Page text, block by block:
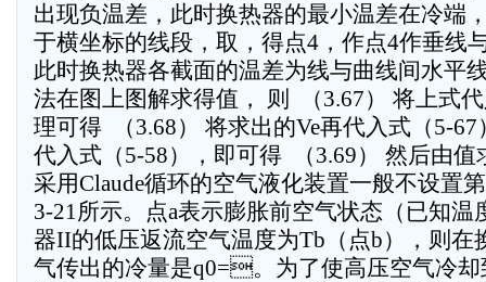
出现负温差，此时换热器的最小温差在冷端
于横坐标的线段，取，得点4，作点4作垂线
此时换热器各截面的温差为线与曲线间水平
法在图上图解求得值， 则  （3.67） 将上式
理可得  （3.68） 将求出的Ve再代入式（5-67
代入式（5-58），即可得  （3.69） 然后由值
采用Claude循环的空气液化装置一般不设置
3-21所示。点a表示膨胀前空气状态（已知温
器II的低压返流空气温度为Tb（点b），则在
气传出的冷量是q0=。为了使高压空气冷